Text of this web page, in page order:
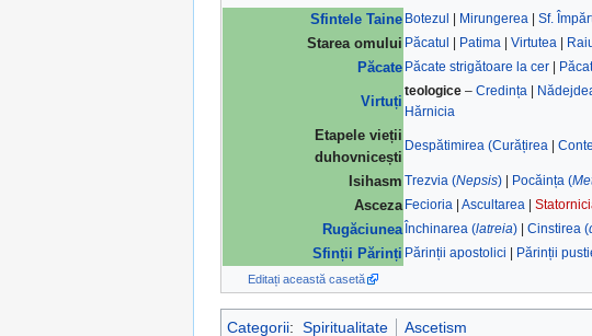
Sfintele Taine Botezul Mirungerea Sf.
Starea omului Păcatul Patima Virtutea
Păcate Păcate strigătoare la cer
Virtuți
teologice – Credința
Hărnicia
Etapele vieții
duhovnicești
Despătimirea (Curățirea
Isihasm Trezvia (Nepsis) Pocăința (
Asceza Fecioria Ascultarea
Rugăciunea Închinarea (latreia) Cinstirea (
Sfinții Părinți Părinții apostolici Părinții
Editați această casetă
Categorii: Spiritualitate Ascetism